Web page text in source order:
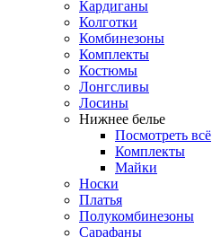
Кардиганы
Колготки
Комбинезоны
Комплекты
Костюмы
Лонгсливы
Лосины
Нижнее белье
Посмотреть всё
Комплекты
Майки
Носки
Платья
Полукомбинезоны
Сарафаны